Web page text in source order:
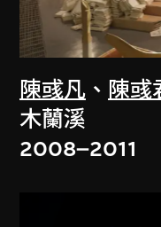
陳彧凡 、 陳彧
木蘭溪
2008–2011